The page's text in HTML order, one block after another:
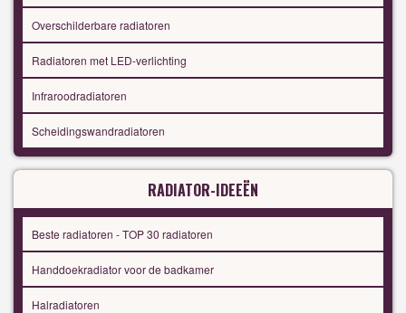
Overschilderbare radiatoren
Radiatoren met LED-verlichting
Infraroodradiatoren
Scheidingswandradiatoren
RADIATOR-IDEEËN
Beste radiatoren - TOP 30 radiatoren
Handdoekradiator voor de badkamer
Halradiatoren